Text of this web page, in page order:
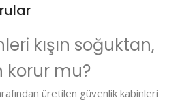
kışın soğuktan,
korur mu?
üretilen güvenlik kabinleri